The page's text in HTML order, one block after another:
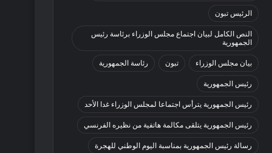
الرئيس تبون
النص الكامل لبيان اجتماع مجلس الوزراء برئاسة رئيس
الجمهورية
بيان مجلس الوزراء تبون رئاسة الجمهورية
رئيس الجمهورية
رئيس الجمهورية يترأس اجتماعا لمجلس الوزراء غدا الأحد
رئيس الجمهورية يتلقى مكالمة هاتفية من نظيره الفرنسي
رسالة رئيس الجمهورية بمناسبة اليوم الوطني للهجرة